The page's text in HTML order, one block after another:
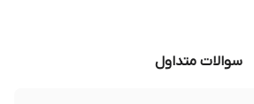
سوالات متداول